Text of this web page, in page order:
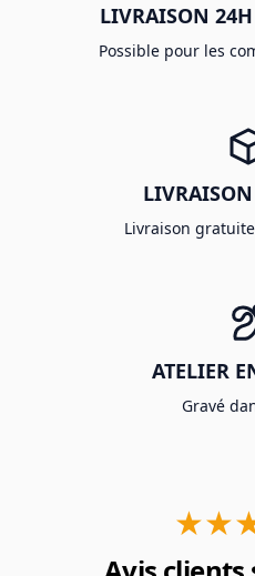
LIVRAISON
Possible pour les
Livraison
ATELIER
Gravé